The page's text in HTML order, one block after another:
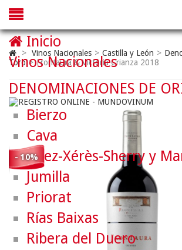
> Vinos Nacionales > Castilla y León >
Toro > Frontaura & Victoria Crianza 2018
- 10%
Inicio
Vinos Nacionales
DENOMINACIONES DE
Bierzo
Cava
Jerez-Xérès-Sherry y
Jumilla
Priorat
Rías Baixas
Ribera del Duero